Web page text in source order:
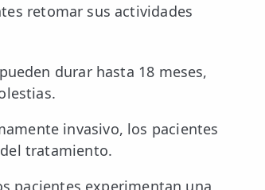
retomar sus actividades
durar hasta 18 meses,
invasivo, los pacientes
tratamiento.
pacientes experimentan una